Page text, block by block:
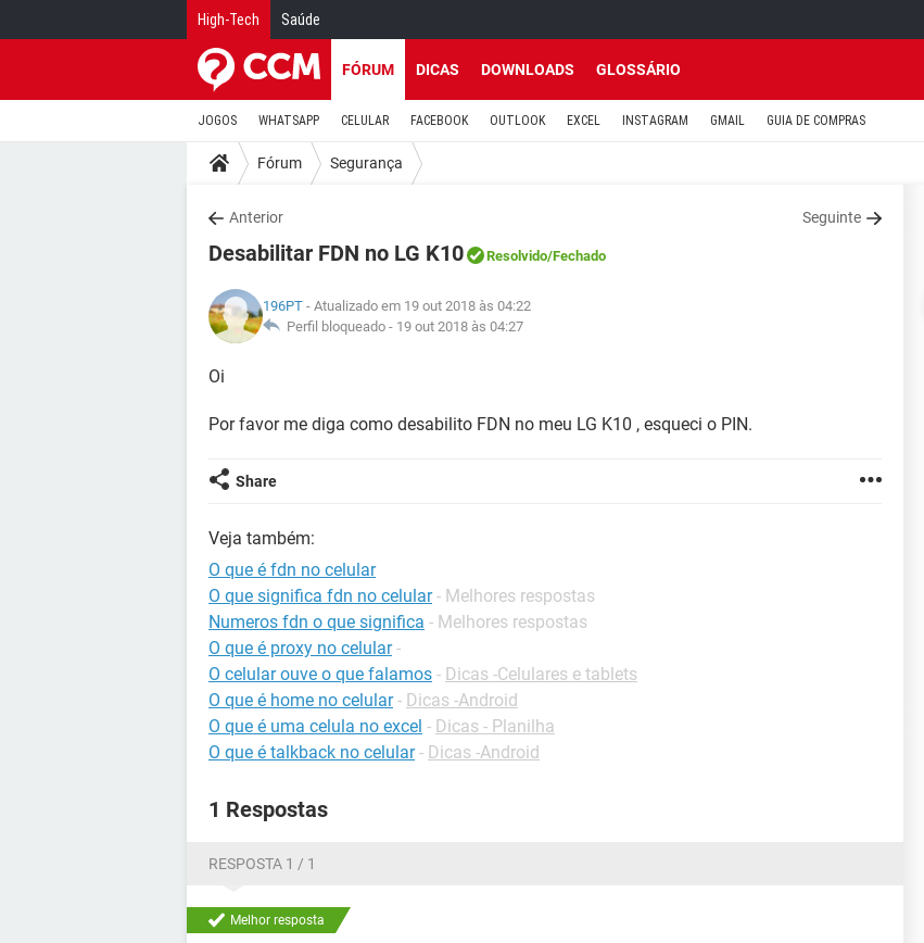
High-Tech Saúde
FÓRUM DICAS DOWNLOADS GLOSSÁRIO
JOGOS WHATSAPP CELULAR FACEBOOK OUTLOOK EXCEL INSTAGRAM GMAIL GUIA DE COMPRAS
Fórum Segurança
Anterior Seguinte
Desabilitar FDN no LG K10 Resolvido/Fechado
196PT - Atualizado em 19 out 2018 às 04:22
Perfil bloqueado - 19 out 2018 às 04:27
Oi
Por favor me diga como desabilito FDN no meu LG K10 , esqueci o PIN.
Share
Veja também:
O que é fdn no celular
O que significa fdn no celular - Melhores respostas
Numeros fdn o que significa - Melhores respostas
O que é proxy no celular -
O celular ouve o que falamos - Dicas -Celulares e tablets
O que é home no celular - Dicas -Android
O que é uma celula no excel - Dicas - Planilha
O que é talkback no celular - Dicas -Android
1 Respostas
RESPOSTA 1 / 1
Melhor resposta